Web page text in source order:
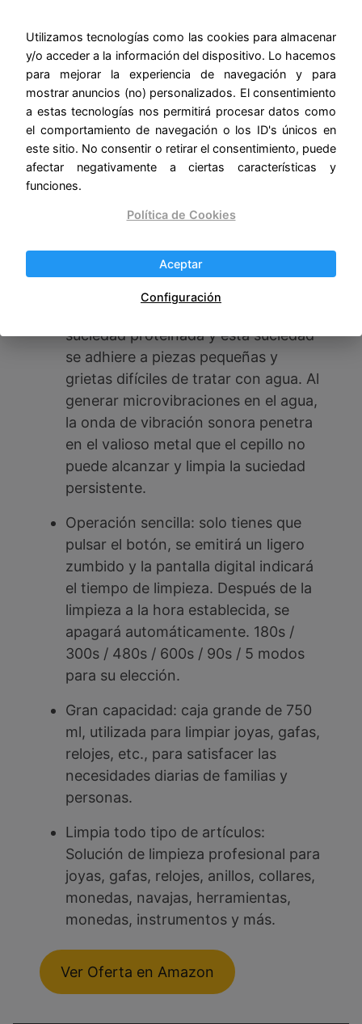
KECOOLKE Limpiador Ultrasónico de
Joyas, Limpiador Sónico de 750 ml con
Temporizador Digital para Gafas,
Anillos, Monedas, Anillos, Cubiertos
El limpiador ultrasónico hace vibrar el
agua 42.000 veces por segundo para
eliminar la suciedad oculta. Con la
mayor frecuencia de vibración
suciedad proteinada y esta suciedad
se adhiere a piezas pequeñas y
grietas difíciles de tratar con agua. Al
generar microvibraciones en el agua,
la onda de vibración sonora penetra
en el valioso metal que el cepillo no
puede alcanzar y limpia la suciedad
persistente.
Operación sencilla: solo tienes que
pulsar el botón, se emitirá un ligero
zumbido y la pantalla digital indicará
el tiempo de limpieza. Después de la
limpieza a la hora establecida, se
apagará automáticamente. 180s /
300s / 480s / 600s / 90s / 5 modos
para su elección.
Gran capacidad: caja grande de 750
ml, utilizada para limpiar joyas, gafas,
relojes, etc., para satisfacer las
necesidades diarias de familias y
personas.
Limpia todo tipo de artículos:
Solución de limpieza profesional para
joyas, gafas, relojes, anillos, collares,
monedas, navajas, herramientas,
monedas, instrumentos y más.
Ver Oferta en Amazon
Utilizamos tecnologías como las cookies para almacenar
y/o acceder a la información del dispositivo. Lo hacemos
para mejorar la experiencia de navegación y para
mostrar anuncios (no) personalizados. El consentimiento
a estas tecnologías nos permitirá procesar datos como
el comportamiento de navegación o los ID's únicos en
este sitio. No consentir o retirar el consentimiento, puede
afectar negativamente a ciertas características y
funciones.
Política de Cookies
Aceptar
Configuración